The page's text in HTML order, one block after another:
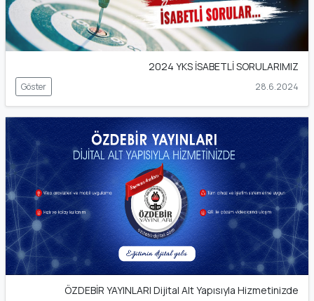
2024 YKS İSABETLİ SORULARIMIZ
Göster 28.6.2024
ÖZDEBİR YAYINLARI Dijital Alt Yapısıyla Hizmetinizde